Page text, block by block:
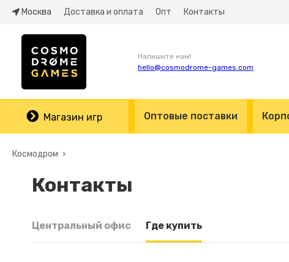
Москва Доставка и оплата Опт Контакты
Напишите нам!
hello@cosmodrome-games.com
Магазин игр Оптовые поставки
Космодром
Контакты
Центральный офис Где купить